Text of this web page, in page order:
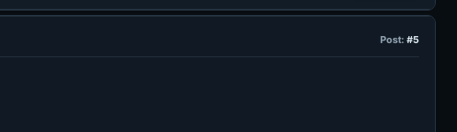
Post: #5